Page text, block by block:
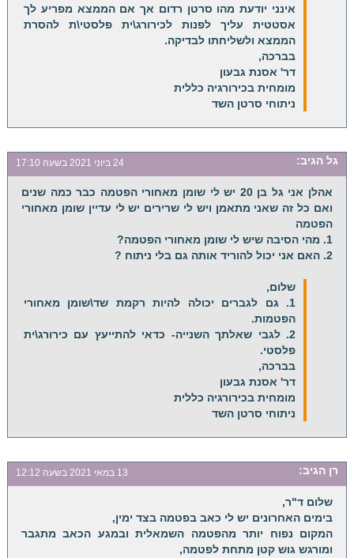
אינני יודעת מהו סרטן רדום אך אם הממצא מפריע לך
אסטטית עליך לפנות לכירורג\ית פלסטי\ת להסרת
הממצא ולשליחתו לבדיקה.
בברכה,
דר' אסנת גבעון
מומחית בכירורגיה כללית
ניתוחי סרטן השד
גל הגיב: 24 ביוני 2021 בשעה 17:10
אהלן אני גל בן 20 יש לי שומן מאחורי הפטמה כבר כמה שנים
ואם כל זה שאני מתאמן ויש לי שרירים יש לי עדיין שומן מאחורי
הפטמה
1. מהי הסיבה שיש לי שומן מאחורי הפטמה?
2. האם אני יכול להוריד אותה גם בלי ניתוח ?
שלום,
1. גם לגברים יכולה להיות רקמת שד\שומן מאחורי
הפטמות.
2. לגבי שאלתך השנייה- כדאי להתייעץ עם כירורג\ית
פלסטי.
בברכה,
דר' אסנת גבעון
מומחית בכירורגיה כללית
ניתוחי סרטן השד
רן הגיב: 13 במאי 2021 בשעה 12:12
שלום ד"ר,
בימים האחרונים יש לי כאב בפטמה בצד ימין,
המקום נפוח יותר מהפטמה השמאלית ובמגע הכאב מתגבר
ומורגש גוש קטן מתחת לפטמה,